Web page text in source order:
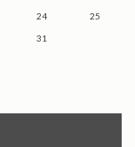
24 25
31